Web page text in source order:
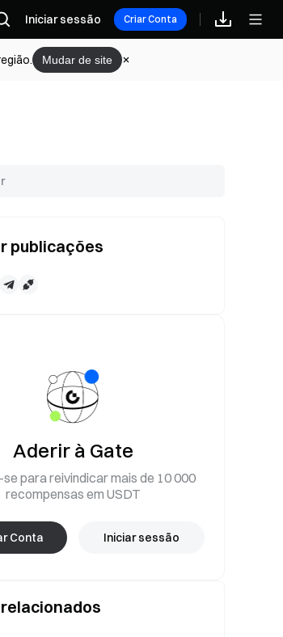
Recompensas
Iniciar sessão Criar Conta
Mudar de site
publicações
Aderir à Gate
para reivindicar mais de 10 000
recompensas em USDT
Conta Iniciar sessão